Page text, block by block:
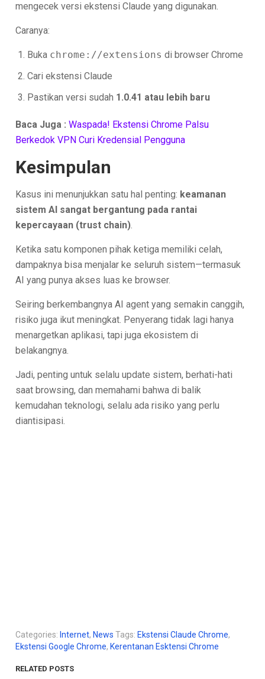
mengecek versi ekstensi Claude yang digunakan.
Caranya:
Buka chrome://extensions di browser Chrome
Cari ekstensi Claude
Pastikan versi sudah 1.0.41 atau lebih baru
Baca Juga :Waspada! Ekstensi Chrome Palsu
Berkedok VPN Curi Kredensial Pengguna
Kesimpulan
Kasus ini menunjukkan satu hal penting: keamanan
sistem AI sangat bergantung pada rantai
kepercayaan (trust chain).
Ketika satu komponen pihak ketiga memiliki celah,
dampaknya bisa menjalar ke seluruh sistem—termasuk
AI yang punya akses luas ke browser.
Seiring berkembangnya AI agent yang semakin canggih,
risiko juga ikut meningkat. Penyerang tidak lagi hanya
menargetkan aplikasi, tapi juga ekosistem di
belakangnya.
Jadi, penting untuk selalu update sistem, berhati-hati
saat browsing, dan memahami bahwa di balik
kemudahan teknologi, selalu ada risiko yang perlu
diantisipasi.
Categories: Internet, News Tags: Ekstensi Claude Chrome,
Ekstensi Google Chrome, Kerentanan Esktensi Chrome
RELATED POSTS